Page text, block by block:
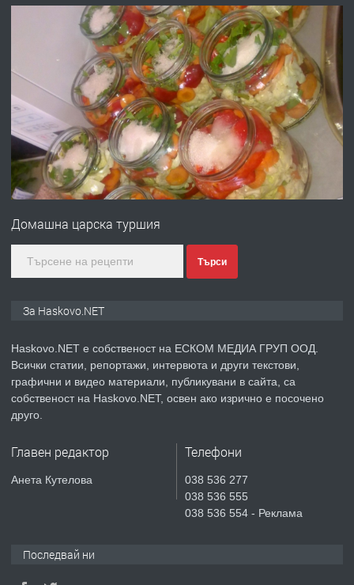
АПАРТАМЕНТ В ЦЕНТЪРА НА ГР.
ХАСКОВО
преди 2 дни
ПРЕДЛАГА Давам гараж под наем
преди 2 дни
ПРЕДЛАГА
№4120 Магазин/Офис под наем в кв.
градската градина!
преди 3 дни
ПРЕДЛАГА
Продавам парцел в гр. Хасково кв.
СГЛОБЯВАНЕ НА МЕБЕЛИ.
Домашна царска туршия
Търси
За Haskovo.NET
Haskovo.NET е собственост на ЕСКОМ МЕДИА ГРУП ООД.
Всички статии, репортажи, интервюта и други текстови,
графични и видео материали, публикувани в сайта, са
собственост на Haskovo.NET, освен ако изрично е посочено
друго.
Главен редактор
Анета Кутелова
Телефони
038 536 277
038 536 555
038 536 554 - Реклама
Последвай ни